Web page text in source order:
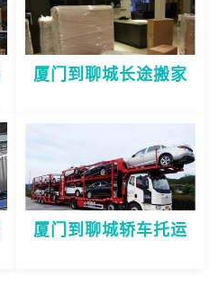
厦门到聊城长途搬家
厦门到聊城轿车托运